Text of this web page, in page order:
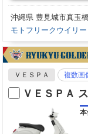
沖縄県 豊見城市真玉
モトフリークウイリ
ＶＥＳＰＡ 複数画
ＶＥＳＰＡ